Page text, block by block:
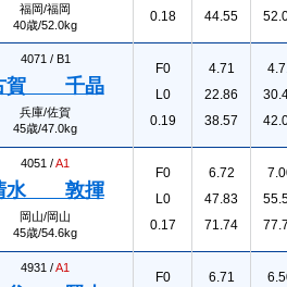
福岡/福岡
40歳/52.0kg
0.18
44.55
4071 / B1
賀 千晶
兵庫/佐賀
45歳/47.0kg
F0
L0
0.19
4.71
22.86
38.57
4051 /A1
水 敦揮
岡山/岡山
45歳/54.6kg
F0
L0
0.17
6.72
47.83
71.74
4931 /A1
F0
6.71